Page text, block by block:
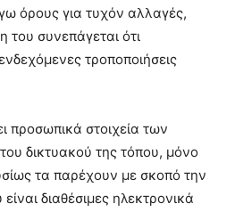
όρους για τυχόν αλλαγές,
συνεπάγεται ότι
τροποποιήσεις
προσωπικά στοιχεία των
δικτυακού της τόπου, μόνο
τα παρέχουν με σκοπό την
διαθέσιμες ηλεκτρονικά